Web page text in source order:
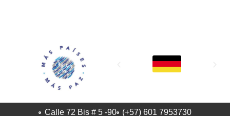
Calle 72 Bis # 5 -90 (+57) 601 7953730